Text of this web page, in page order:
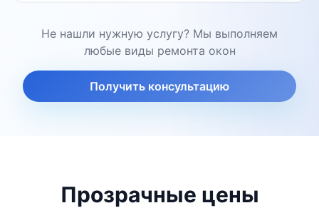
Не нашли нужную услугу? Мы выполняем
любые виды ремонта окон
Получить консультацию
Прозрачные цены